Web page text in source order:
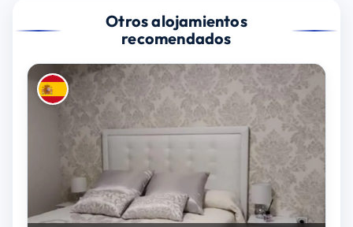
Otros alojamientos
recomendados